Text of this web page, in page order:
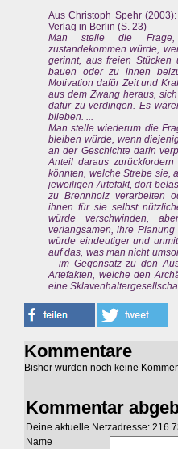
Aus Christoph Spehr
Verlag in Berlin (S. 23)
Man stelle die
zustandekommen würde,
gerinnt, aus freien Stücken
bauen oder zu ihnen
Motivation dafür Zeit und
aus dem Zwang heraus,
dafür zu verdingen. Es
blieben. ...
Man stelle wiederum die
bleiben würde, wenn
an der Geschichte darin
Anteil daraus
könnten, welche Strebe sie,
jeweiligen Artefakt, dort
zu Brennholz verarbeiten
ihnen für sie selbst
würde verschwinden,
verlangsamen, ihre
würde eindeutiger und
auf das, was man nicht
– im Gegensatz zu den
Artefakten, welche den
eine
Kommentare
Bisher wurden noch keine
Kommentar
Deine aktuelle Netzadresse:
Name